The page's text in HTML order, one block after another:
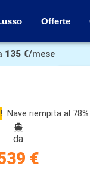
Offerte
135 €/mese
Nave riempita al 78%
da
€